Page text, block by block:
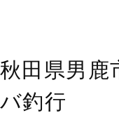
秋田県男鹿
バ釣行